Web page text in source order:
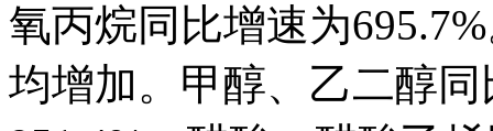
氧丙烷同比增速为
均增加。甲醇、乙二醇